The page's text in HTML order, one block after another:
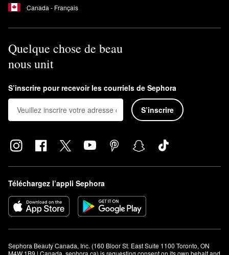
Canada - Français
Quelque chose de beau
nous unit
S’inscrire pour recevoir les courriels de Sephora
S’inscrire
Téléchargez l’appli Sephora
Sephora Beauty Canada, Inc. (160 Bloor St. East Suite 1100 Toronto, ON
M4W 1B9 | Canada, sephora.ca) is requesting consent on its own behalf and